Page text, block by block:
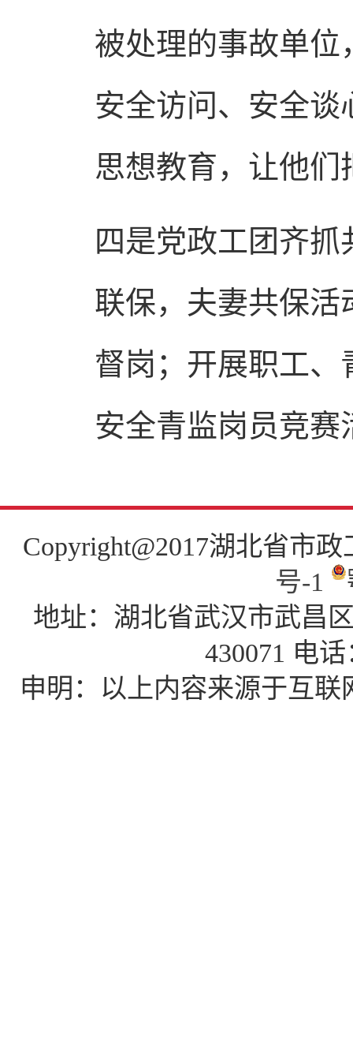
被处理的事故单
安全访问、安全谈
思想教育，让他
四是党政工团齐
联保，夫妻共保
督岗；开展职工
安全青监岗员竞赛
Copyright@2017湖北省市
号-1
地址：湖北省武汉市武昌
430071 电
申明：以上内容来源于互